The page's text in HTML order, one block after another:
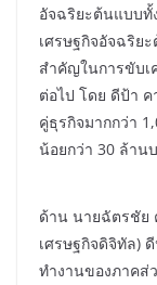
อัจฉริยะต้นแบบ
เศรษฐกิจอัจฉริย
สำคัญในการขับเ
ต่อไป โดย ดีป้า ค
คู่ธุรกิจมากกว่า
น้อยกว่า 30 ล้าน
ด้าน นายฉัตรชัย
เศรษฐกิจดิจิทัล)
ทำงานของภาคส่